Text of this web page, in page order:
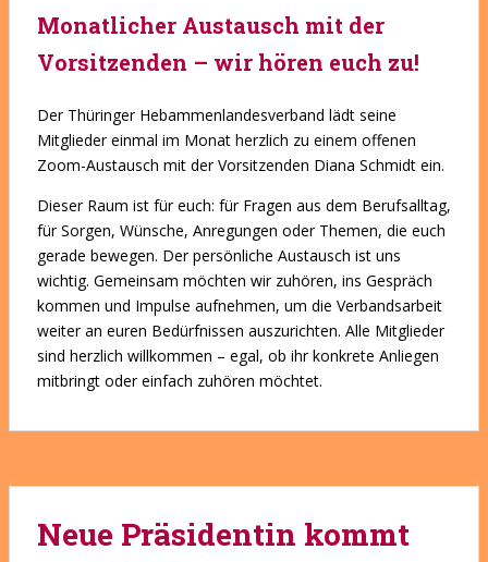
Monatlicher Austausch mit der
Vorsitzenden – wir hören euch zu!
Der Thüringer Hebammenlandesverband lädt seine
Mitglieder einmal im Monat herzlich zu einem offenen
Zoom-Austausch mit der Vorsitzenden Diana Schmidt ein.
Dieser Raum ist für euch: für Fragen aus dem Berufsalltag,
für Sorgen, Wünsche, Anregungen oder Themen, die euch
gerade bewegen. Der persönliche Austausch ist uns
wichtig. Gemeinsam möchten wir zuhören, ins Gespräch
kommen und Impulse aufnehmen, um die Verbandsarbeit
weiter an euren Bedürfnissen auszurichten. Alle Mitglieder
sind herzlich willkommen – egal, ob ihr konkrete Anliegen
mitbringt oder einfach zuhören möchtet.
Neue Präsidentin kommt